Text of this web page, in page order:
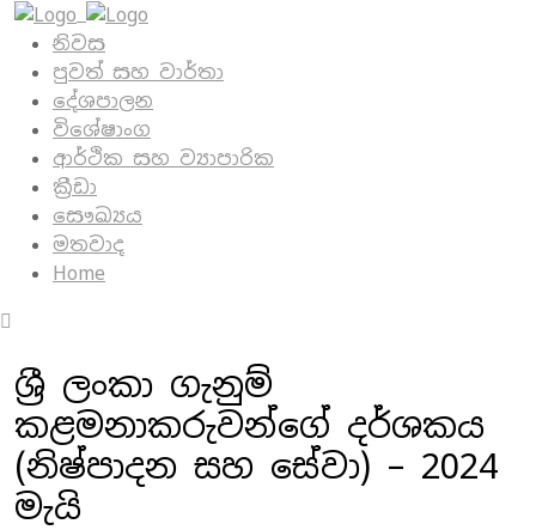
නිවස
පුවත් සහ වාර්තා
දේශපාලන
විශේෂාංග
ආර්ථික සහ ව්‍යාපාරික
ක්‍රීඩා
සෞඛ්‍යය
මතවාද
Home
ශ්‍රී ලංකා ගැනුම්
කළමනාකරුවන්ගේ දර්ශකය
(නිෂ්පාදන සහ සේවා) – 2024
මැයි